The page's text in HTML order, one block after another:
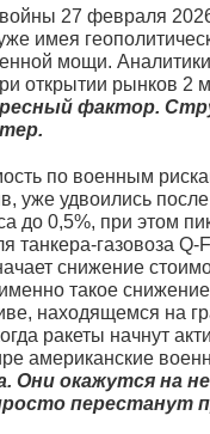
27 февраля
имея
мощи.
открытии рынков 2
фактор.
по военным
уже удвоились
до 0,5%, при этом
танкера-газовоза
снижение
такое
находящемся на
ракеты начнут
американские
Они окажутся на
перестанут